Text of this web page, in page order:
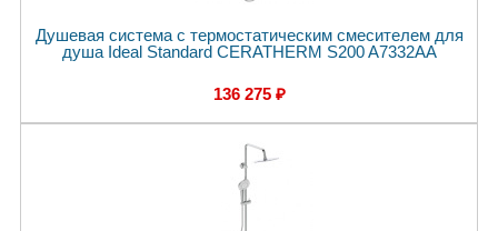
Душевая система с термостатическим смесителем для
душа Ideal Standard CERATHERM S200 A7332AA
136 275 ₽